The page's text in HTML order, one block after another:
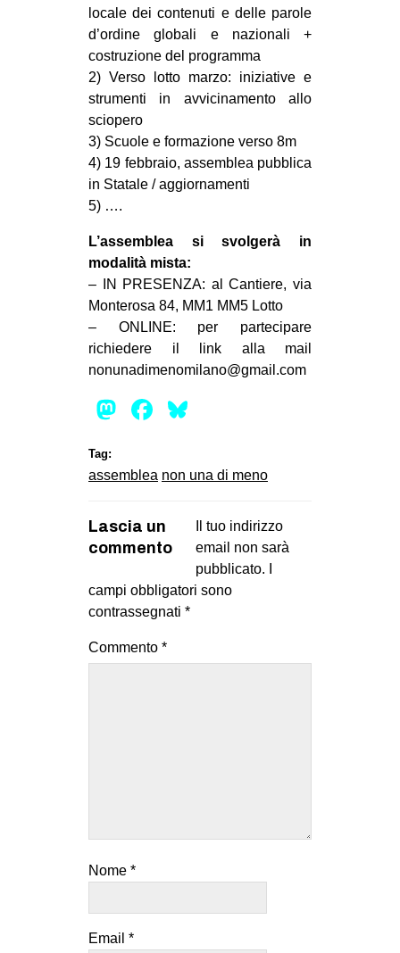
DIRITTO ALL’ABITARE
MIGRAZIONI
PRECARIATO
REPRESSIONE
STUDENTI
ARTE
CINEMA
MUSICA
RECENSIONI
AFRICA
ESTREMO ORIENTE
MEDIO ORIENTE
MONDO
EVENTI
locale dei contenuti e delle parole
d’ordine globali e nazionali +
costruzione del programma
2) Verso lotto marzo: iniziative e
strumenti in avvicinamento allo
sciopero
3) Scuole e formazione verso 8m
4) 19 febbraio, assemblea pubblica
in Statale / aggiornamenti
5) ….
L’assemblea si svolgerà in
modalità mista:
– IN PRESENZA: al Cantiere, via
Monterosa 84, MM1 MM5 Lotto
– ONLINE: per partecipare
richiedere il link alla mail
nonunadimenomilano@gmail.com
Mastodon
Facebook
Tag:
assemblea non una di meno
Lascia un
commento
Il tuo indirizzo
email non sarà
pubblicato.
campi obbligatori sono
contrassegnati *
Commento *
Nome *
Email *